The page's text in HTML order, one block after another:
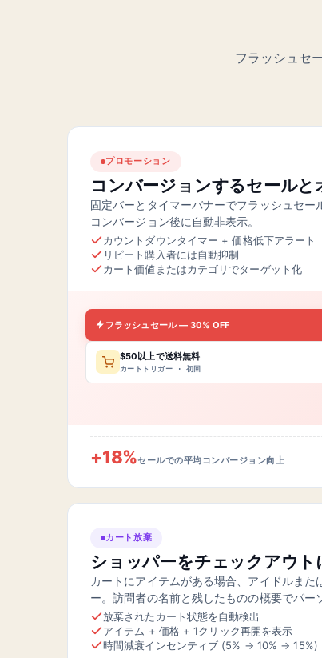
フラッシュセ
プロモーション
コンバージョンするセールと
固定バーとタイマーバナーでフラッシュセー
コンバージョン後に自動非表示。
カウントダウンタイマー + 価格低下アラート
リピート購入者には自動抑制
カート価値またはカテゴリでターゲット化
フラッシュセール — 30% OFF
$50以上で送料無料
カートトリガー · 初回
+18%セールでの平均コンバージョン向上
カート放棄
ショッパーをチェックアウト
カートにアイテムがある場合、アイドルま
ー。訪問者の名前と残したものの概要でパー
放棄されたカート状態を自動検出
アイテム + 価格 + 1クリック再開を表示
時間減衰インセンティブ (5% → 10% → 15%)